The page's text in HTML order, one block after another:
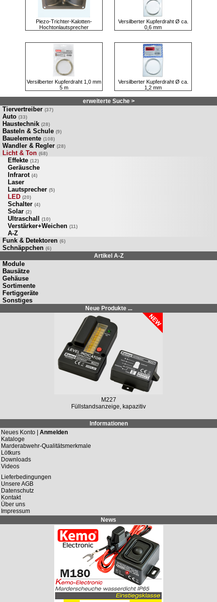
Piezo-Trichter-Kalotten-
Hochtonlautsprecher
Versilberter Kupferdraht Ø ca.
0,6 mm
Versilberter Kupferdraht 1,0 mm
5 m
Versilberter Kupferdraht Ø ca.
1,2 mm
erweiterte Suche >
Tiervertreiber (37)
Auto (33)
Haustechnik (28)
Basteln & Schule (9)
Bauelemente (108)
Wandler & Regler (28)
Licht & Ton (68)
Effekte (12)
Geräusche
Infrarot (4)
Laser
Lautsprecher (5)
LED (20)
Schalter (4)
Solar (2)
Ultraschall (10)
Verstärker+Weichen (11)
A-Z
Funk & Detektoren (6)
Schnäppchen (6)
Artikel A-Z
Module
Bausätze
Gehäuse
Sortimente
Fertiggeräte
Sonstiges
Neue Produkte ...
M227
Füllstandsanzeige, kapazitiv
Informationen
Neues Konto | Anmelden
Kataloge
Marderabwehr-Qualitätsmerkmale
Lötkurs
Downloads
Videos
Lieferbedingungen
Unsere AGB
Datenschutz
Kontakt
Über uns
Impressum
News